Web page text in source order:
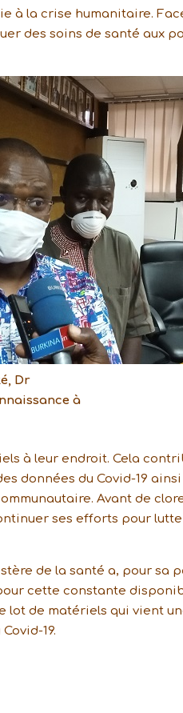
à la crise humanitaire.
des soins de santé aux
Dr
à
à leur endroit. Cela
données du Covid-19
Avant de
ses efforts pour
de la santé a, pour sa
cette constante
lot de matériels qui vient
19.